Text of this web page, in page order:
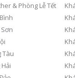
Từ 450.000 VNĐ
& Phòng Lễ Tết
Tàu